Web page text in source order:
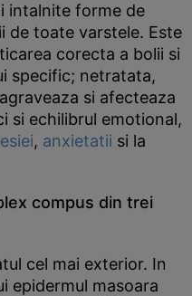
intalnite forme de
de toate varstele. Este
corecta a bolii si
specific; netratata,
si afecteaza
si echilibrul emotional,
, anxietatii si la
compus din trei
cel mai exterior. In
epidermul masoara